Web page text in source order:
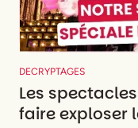
DECRYPTAGES
Les
faire exploser